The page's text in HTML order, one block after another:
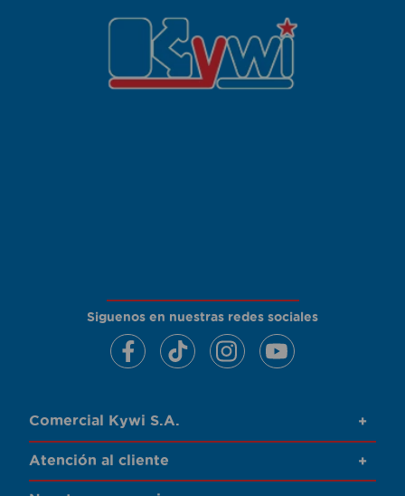
Siguenos en nuestras redes sociales
Comercial Kywi S.A. +
Atención al cliente +